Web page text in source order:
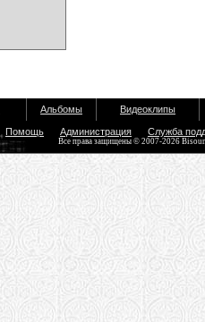
Альбомы Видеоклипы
Помощь Администрация Служба
Все права защищены © 2007-2026